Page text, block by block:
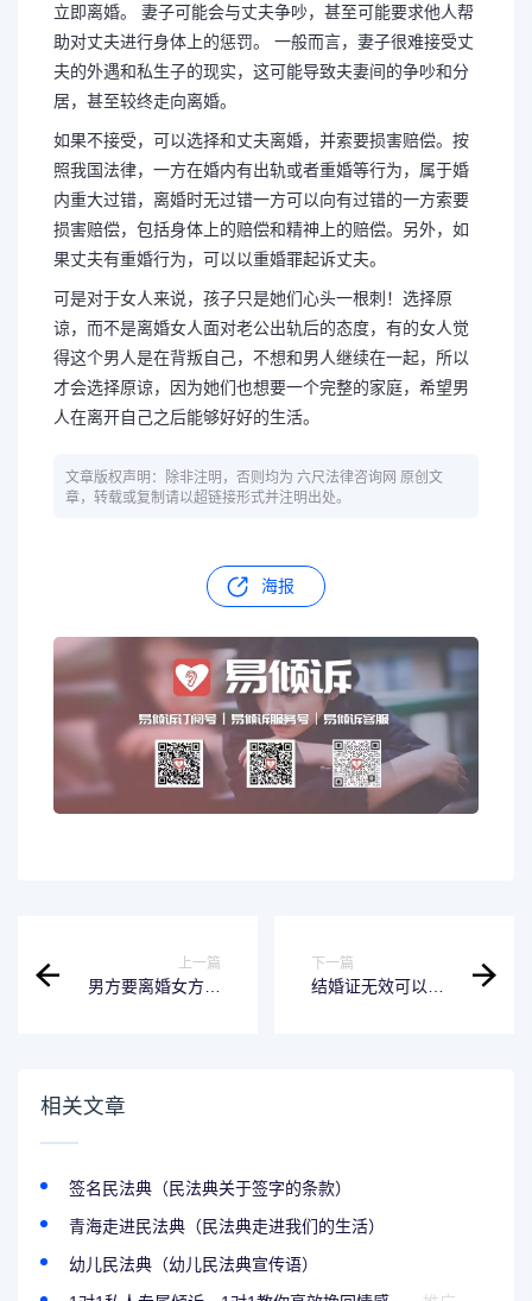
立即离婚。 妻子可能会与丈夫争吵，甚至可能要求他人帮
助对丈夫进行身体上的惩罚。 一般而言，妻子很难接受丈
夫的外遇和私生子的现实，这可能导致夫妻间的争吵和分
居，甚至较终走向离婚。
如果不接受，可以选择和丈夫离婚，并索要损害赔偿。按
照我国法律，一方在婚内有出轨或者重婚等行为，属于婚
内重大过错，离婚时无过错一方可以向有过错的一方索要
损害赔偿，包括身体上的赔偿和精神上的赔偿。另外，如
果丈夫有重婚行为，可以以重婚罪起诉丈夫。
可是对于女人来说，孩子只是她们心头一根刺！选择原
谅，而不是离婚女人面对老公出轨后的态度，有的女人觉
得这个男人是在背叛自己，不想和男人继续在一起，所以
才会选择原谅，因为她们也想要一个完整的家庭，希望男
人在离开自己之后能够好好的生活。
文章版权声明：除非注明，否则均为 六尺法律咨询网 原创文
章，转载或复制请以超链接形式并注明出处。
海报
上一篇
男方要离婚女方不
下一篇
结婚证无效可以再
相关文章
签名民法典（民法典关于签字的条款）
青海走进民法典（民法典走进我们的生活）
幼儿民法典（幼儿民法典宣传语）